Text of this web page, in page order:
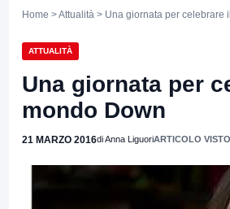
Home >Attualità > Una giornata per celebrare
ATTUALITÀ
Una giornata per
mondo Down
21 MARZO 2016di Anna LiguoriARTICOLO